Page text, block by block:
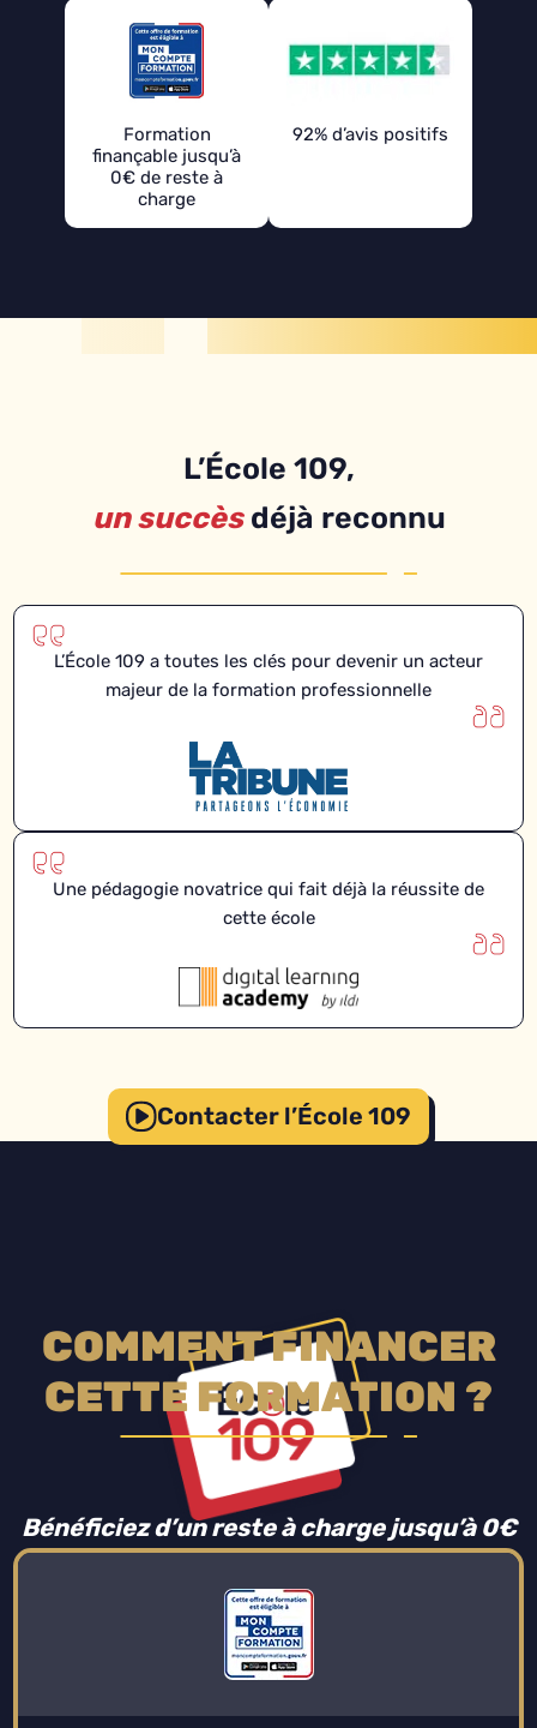
Formation
finançable jusqu’à
0€ de reste à
charge
92% d’avis positifs
L’École 109,
un succèsdéjà reconnu
L’École 109 a toutes les clés pour devenir un acteur
majeur de la formation professionnelle
Une pédagogie novatrice qui fait déjà la réussite de
cette école
Contacter l’École 109
COMMENT FINANCER
CETTE FORMATION ?
Bénéficiez d’un reste à charge jusqu’à 0€